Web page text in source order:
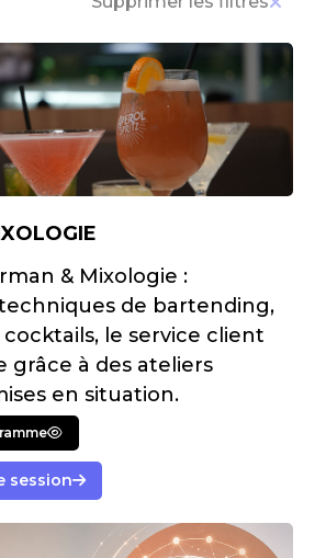
& Mixologie :
de bartending,
le service client
grâce à des ateliers
en situation.
session